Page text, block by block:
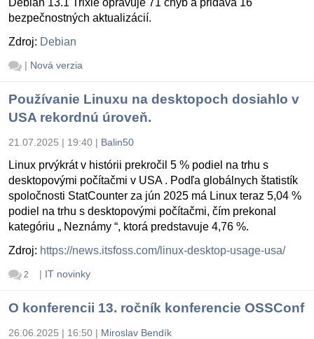
bezpečnostných aktualizácií.
Zdroj: Debian
| Nová verzia
Používanie Linuxu na desktopoch dosiahlo v
USA rekordnú úroveň.
21.07.2025 | 19:40 | Balin50
Linux prvýkrát v histórii prekročil 5 % podiel na trhu s
desktopovými počítačmi v USA . Podľa globálnych štatistík
spoločnosti StatCounter za jún 2025 má Linux teraz 5,04 %
podiel na trhu s desktopovými počítačmi, čím prekonal
kategóriu „ Neznámy “, ktorá predstavuje 4,76 %.
Zdroj: https://news.itsfoss.com/linux-desktop-usage-usa/
2 | IT novinky
O konferencii 13. ročník konferencie OSSConf
26.06.2025 | 16:50 | Miroslav Bendík